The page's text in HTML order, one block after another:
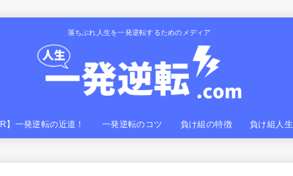
落ちぶれ人生を一発逆転するためのメディア
】一発逆転の近道！ 一発逆転のコツ 負け組の特徴 負け組人生